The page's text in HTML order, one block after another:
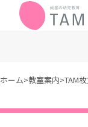
ホーム>教室案内>TAM